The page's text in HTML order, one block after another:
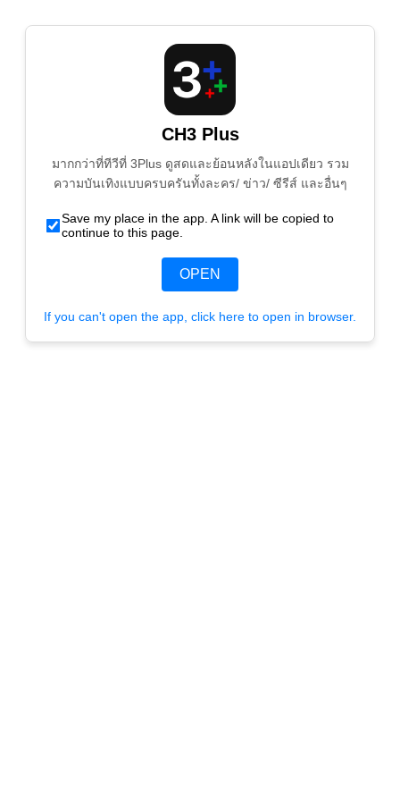
CH3 Plus
มากกว่าที่ทีวีที่ 3Plus ดูสดและย้อนหลังในแอปเดียว รวม
ความบันเทิงแบบครบครันทั้งละคร/ ข่าว/ ซีรีส์ และอื่นๆ
Save my place in the app. A link will be copied to
continue to this page.
OPEN
If you can't open the app, click here to open in browser.